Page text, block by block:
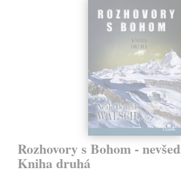
Rozhovory s Bohom -
Kniha druhá